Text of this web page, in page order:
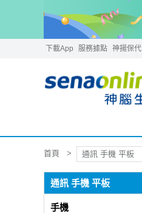
下載App 服務據點 神揚保代
首頁 通訊 手機 平板
通訊 手機 平板
手機